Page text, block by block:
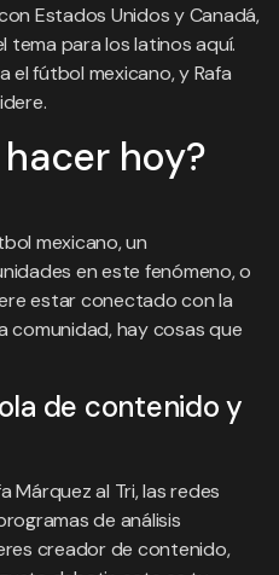
Estados Unidos y Canadá,
tema para los latinos aquí.
el fútbol mexicano, y Rafa
hoy?
mexicano, un
en este fenómeno, o
estar conectado con la
comunidad, hay cosas que
de contenido y
Márquez al Tri, las redes
de análisis
creador de contenido,